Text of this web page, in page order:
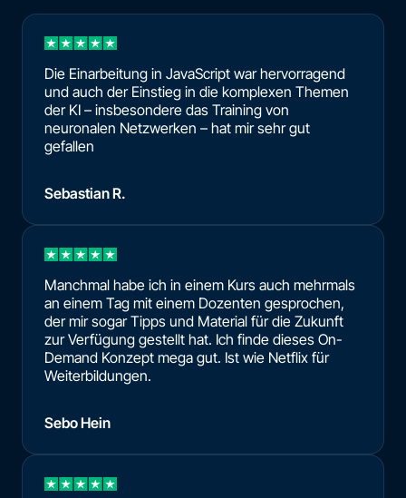
Die Einarbeitung in JavaScript war hervorragend
und auch der Einstieg in die komplexen Themen
der KI – insbesondere das Training von
neuronalen Netzwerken – hat mir sehr gut
gefallen
Sebastian R.
Manchmal habe ich in einem Kurs auch mehrmals
an einem Tag mit einem Dozenten gesprochen,
der mir sogar Tipps und Material für die Zukunft
zur Verfügung gestellt hat. Ich finde dieses On-
Demand Konzept mega gut. Ist wie Netflix für
Weiterbildungen.
Sebo Hein